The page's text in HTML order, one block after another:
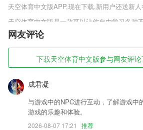
天空体育中文版APP,现在下载,新用户还送新
天空体育中文版是一款可以让你自由学习各种
扮演手机游戏，这些仙术有着各种特殊的设定
更加强大的连招。主线的故事会更加的精彩，
道者，继承神王的传承，开始截然不同的人生
天空体育中文版软件特色
1,重难点会进行终点讲解，以大家最能接受的
利获得学习反复
2,自动统计并展示了参比血糖、模拟糖化蛋白
网友评论
下载天空体育中文版参与网友评
成君凝
与游戏中的NPC进行互动，了解游戏中
游戏的乐趣和体验。
2026-08-07 17:21 推荐